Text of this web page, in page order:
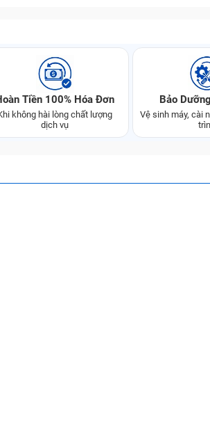
Tiền 100% Hóa Đơn
không hài lòng chất lượng
dịch vụ
Bảo
Vệ sinh máy, cài